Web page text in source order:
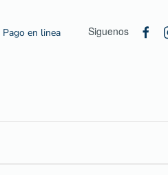
Pago en linea Siguenos